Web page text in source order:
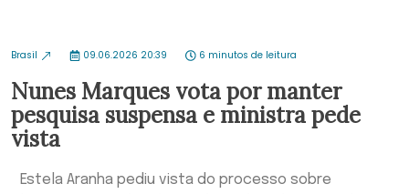
Brasil 09.06.2026 20:39 6 minutos de leitura
Nunes Marques vota por manter
pesquisa suspensa e ministra pede
vista
Estela Aranha pediu vista do processo sobre